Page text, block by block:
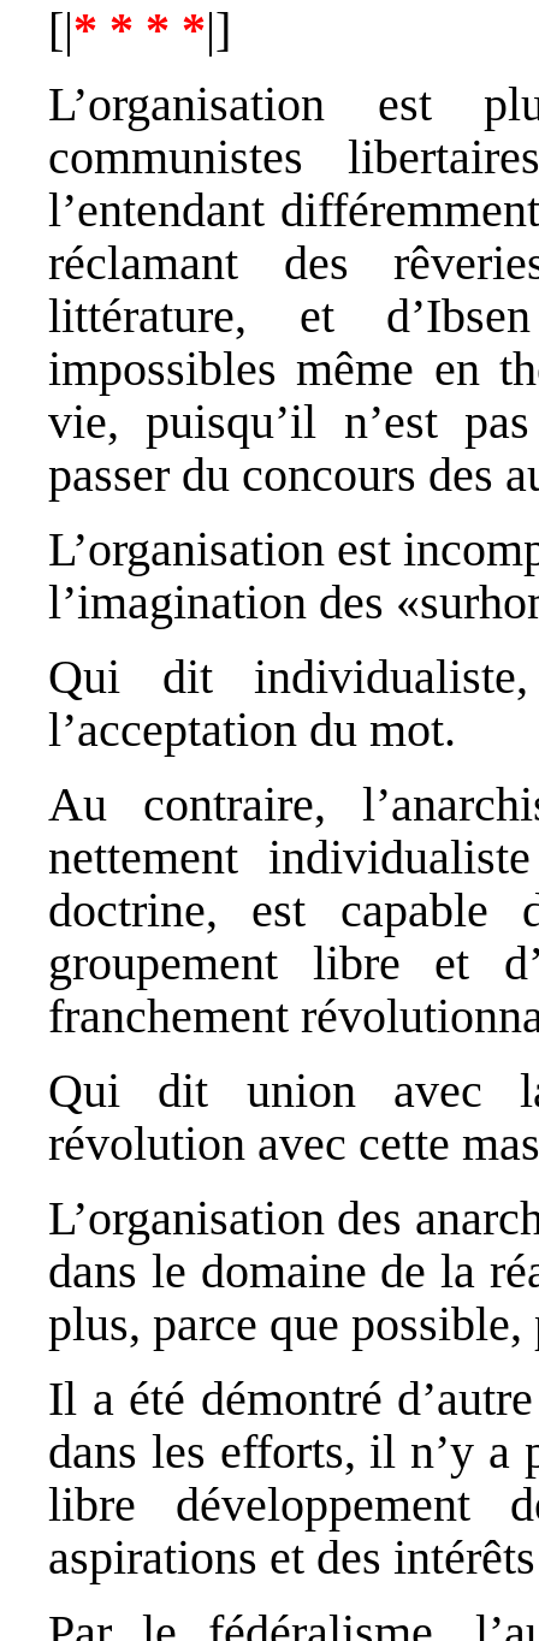
[|* * * *|]
L’organisation est
communistes
l’entendant
réclamant des
littérature, et
impossibles même en
vie, puisqu’il n’est
passer du concours des
L’organisation est
l’imagination des
Qui dit
l’acceptation du mot.
Au contraire,
nettement
doctrine, est capable
groupement libre et
franchement
Qui dit union avec
révolution avec cette
L’organisation des
dans le domaine de la
plus, parce que possible,
Il a été démontré
dans les efforts, il n’y a
libre développement
aspirations et des